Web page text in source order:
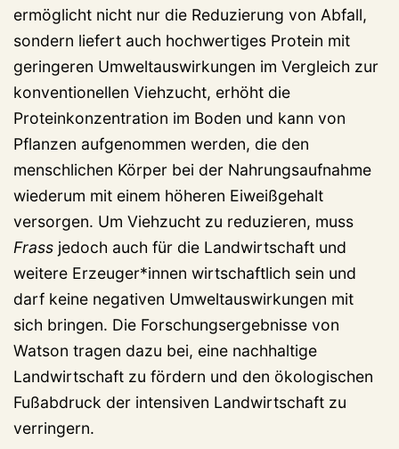
ermöglicht nicht nur die Reduzierung von Abfall,
sondern liefert auch hochwertiges Protein mit
geringeren Umweltauswirkungen im Vergleich zur
konventionellen Viehzucht, erhöht die
Proteinkonzentration im Boden und kann von
Pflanzen aufgenommen werden, die den
menschlichen Körper bei der Nahrungsaufnahme
wiederum mit einem höheren Eiweißgehalt
versorgen. Um Viehzucht zu reduzieren, muss
Frass jedoch auch für die Landwirtschaft und
weitere Erzeuger*innen wirtschaftlich sein und
darf keine negativen Umweltauswirkungen mit
sich bringen. Die Forschungsergebnisse von
Watson tragen dazu bei, eine nachhaltige
Landwirtschaft zu fördern und den ökologischen
Fußabdruck der intensiven Landwirtschaft zu
verringern.